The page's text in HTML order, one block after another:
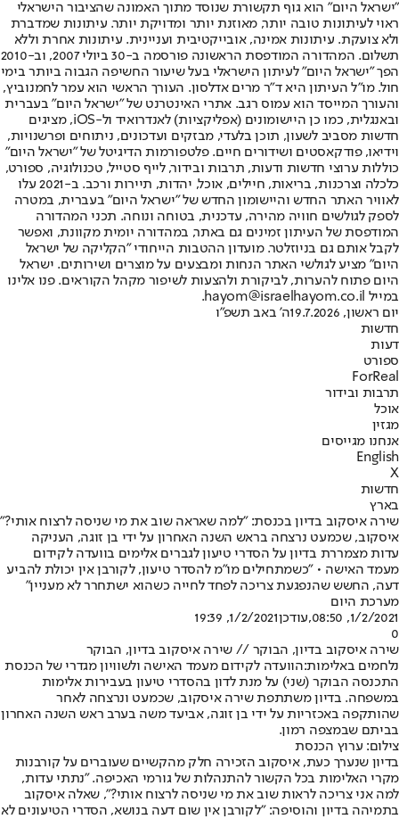
"ישראל היום" הוא גוף תקשורת שנוסד מתוך האמונה שהציבור הישראלי
ראוי לעיתונות טובה יותר, מאוזנת יותר ומדויקת יותר. עיתונות שמדברת
ולא צועקת. עיתונות אמינה, אובייקטיבית ועניינית. עיתונות אחרת וללא
תשלום. המהדורה המודפסת הראשונה פורסמה ב-30 ביולי 2007, וב-2010
הפך "ישראל היום" לעיתון הישראלי בעל שיעור החשיפה הגבוה ביותר בימי
חול. מו"ל העיתון היא ד"ר מרים אדלסון. העורך הראשי הוא עמר לחמנוביץ,
והעורך המייסד הוא עמוס רגב. אתרי האינטרנט של "ישראל היום" בעברית
ובאנגלית, כמו כן היישומונים (אפליקציות) לאנדרואיד ול-iOS, מציגים
חדשות מסביב לשעון, תוכן בלעדי, מבזקים ועדכונים, ניתוחים ופרשנויות,
וידיאו, פודקאסטים ושידורים חיים. פלטפורמות הדיגיטל של "ישראל היום"
כוללות ערוצי חדשות ודעות, תרבות ובידור, לייף סטייל, טכנולוגיה, ספורט,
כלכלה וצרכנות, בריאות, חיילים, אוכל, יהדות, תיירות ורכב. ב-2021 עלו
לאוויר האתר החדש והיישומון החדש של "ישראל היום" בעברית, במטרה
לספק לגולשים חוויה מהירה, עדכנית, בטוחה ונוחה. תכני המהדורה
המודפסת של העיתון זמינים גם באתר, במהדורה יומית מקוונת, ואפשר
לקבל אותם גם בניוזלטר. מועדון ההטבות הייחודי "הקליקה של ישראל
היום" מציע לגולשי האתר הנחות ומבצעים על מוצרים ושירותים. ישראל
היום פתוח להערות, לביקורת ולהצעות לשיפור מקהל הקוראים. פנו אלינו
במייל hayom@israelhayom.co.il.
יום ראשון, 19.7.2026
ה' באב תשפ"ו
חדשות
דעות
ספורט
ForReal
תרבות ובידור
אוכל
מגזין
אנחנו מגייסים
English
X
חדשות
בארץ
שירה איסקוב בדיון בכנסת: "למה שאראה שוב את מי שניסה לרצוח אותי?"
איסקוב, שכמעט נרצחה בראש השנה האחרון על ידי בן זוגה, העניקה
עדות מצמררת בדיון על הסדרי טיעון לגברים אלימים בוועדה לקידום
מעמד האישה • "כשמתחילים מו"מ להסדר טיעון, לקורבן אין יכולת להביע
דעה, החשש שהנפגעת צריכה לפחד לחייה כשהוא ישתחרר לא מעניין"
מערכת היום
1/2/2021, 08:50
,עודכן1/2/2021, 19:39
0
שירה איסקוב בדיון, הבוקר // שירה איסקוב בדיון, הבוקר
נלחמים באלימות:הוועדה לקידום מעמד האישה ולשוויון מגדרי של הכנסת
התכנסה הבוקר (שני) על מנת לדון בהסדרי טיעון בעבירות אלימות
במשפחה. בדיון משתתפת שירה איסקוב, שכמעט ונרצחה לאחר
שהותקפה באכזריות על ידי בן זוגה, אביעד משה בערב ראש השנה האחרון
בביתם שבמצפה רמון.
צילום: ערוץ הכנסת
בדיון שנערך כעת, איסקוב הזכירה חלק מהקשיים שעוברים על קורבנות
מקרי האלימות בכל הקשור להתנהלות של גורמי האכיפה. "נתתי עדות,
למה אני צריכה לראות שוב את מי שניסה לרצוח אותי?", שאלה איסקוב
בתמיהה בדיון והוסיפה: "לקורבן אין שום דעה בנושא, הסדרי הטיעונים לא